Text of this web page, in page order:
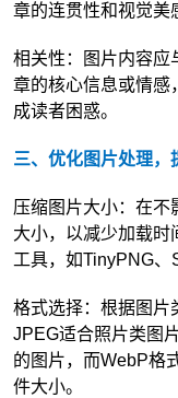
章的连贯性和视觉美
相关性：图片内容应
章的核心信息或情感
成读者困惑。
三、优化图片处理，
压缩图片大小：在不
大小，以减少加载时
工具，如TinyPNG、
格式选择：根据图片
JPEG适合照片类图
的图片，而WebP格
件大小。